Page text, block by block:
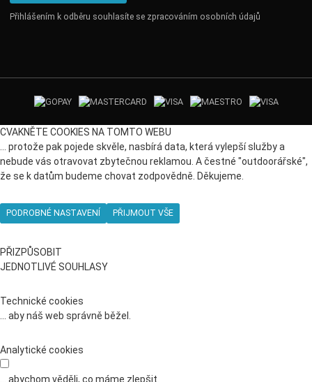
Přihlášením k odběru souhlasíte se zpracováním osobních údajů
CVAKNĚTE COOKIES NA TOMTO WEBU
… protože pak pojede skvěle, nasbírá data, která vylepší služby a
nebude vás otravovat zbytečnou reklamou. A čestné "outdoorářské",
že se k datům budeme chovat zodpovědně. Děkujeme.
PODROBNÉ NASTAVENÍ PŘIJMOUT VŠE
PŘIZPŮSOBIT
JEDNOTLIVÉ SOUHLASY
Technické cookies
... aby náš web správně běžel.
Analytické cookies
... abychom věděli, co máme zlepšit.